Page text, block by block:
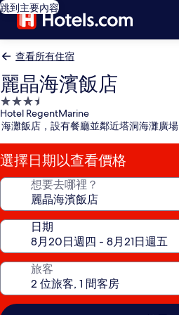
跳到主要內容
查看所有住宿
麗晶海濱飯店
3.5
星
級
住
宿
Hotel RegentMarine
海灘飯店，設有餐廳並鄰近塔洞海灘廣場
選擇日期以查看價格
想要去哪裡？
日期
旅客